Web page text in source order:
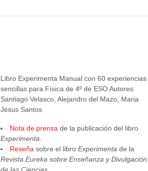
Libro Experimenta Manual con 60 experiencias
sencillas para Física de 4º de ESO Autores:
Santiago Velasco, Alejandro del Mazo, Maria
Jesus Santos
Nota de prensa de la publicación del libro
Experimenta
Reseña sobre el libro Experimenta de la
Revista Eureka sobre Enseñanza y Divulgación
de las Ciencias